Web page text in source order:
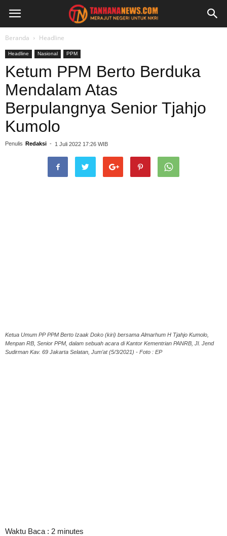
Beranda Headline
Headline Nasional PPM
Ketum PPM Berto Berduka
Mendalam Atas
Berpulangnya Senior Tjahjo
Kumolo
Penulis Redaksi - 1 Juli 2022 17:26 WIB
Ketua Umum PP PPM Berto Izaak Doko (kiri) bersama Almarhum H Tjahjo Kumolo,
Menpan RB, Senior PPM, dalam sebuah acara di Kantor Kementrian PANRB, Jl. Jend
Sudirman Kav. 69 Jakarta Selatan, Jum’at (5/3/2021) - Foto : EP
Waktu Baca : 2 minutes